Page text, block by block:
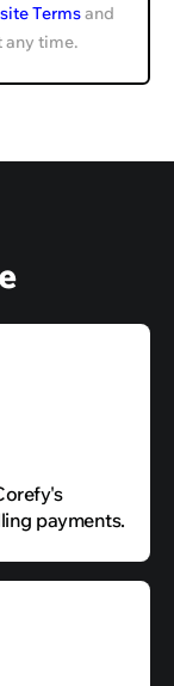
Termsand
any time.
payments.